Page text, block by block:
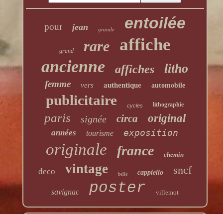
pour jean grande entoilée
grand rare affiche
ancienne affiches litho
femme vers authentique automobile
publicitaire cycles lithographie
paris signée circa original
années tourisme exposition
originale france chemin
deco vintage belle cappiello sncf
savignac poster villemot